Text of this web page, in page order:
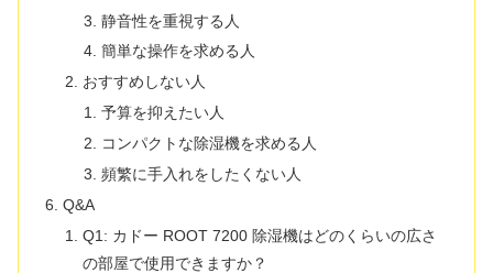
静音性を重視する人
簡単な操作を求める人
おすすめしない人
予算を抑えたい人
コンパクトな除湿機を求める人
頻繁に手入れをしたくない人
Q&A
Q1: カドー ROOT 7200 除湿機はどのくらいの広さ
の部屋で使用できますか？